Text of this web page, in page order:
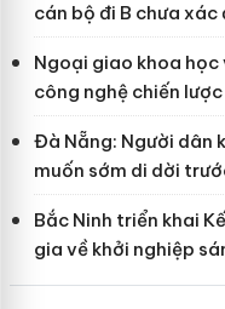
cán bộ đi B chưa
Ngoại giao khoa học
công nghệ chiến lược
Đà Nẵng: Người dân
muốn sớm di dời
Bắc Ninh triển khai
gia về khởi nghiệp